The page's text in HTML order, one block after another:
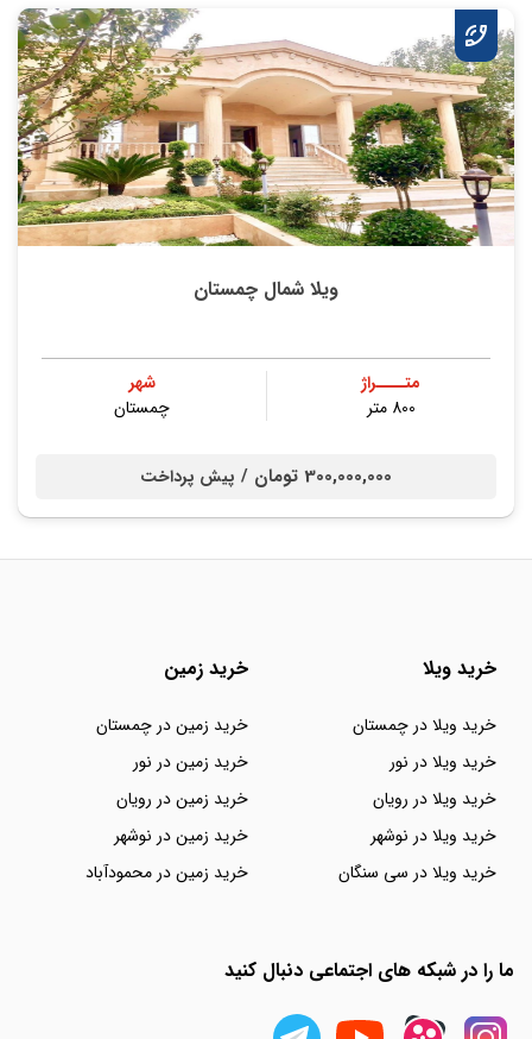
ویلا شمال چمستان
متــــراژ
800 متر
شهر
چمستان
300,000,000 تومان / پیش پرداخت
خرید ویلا
خرید ویلا در چمستان
خرید ویلا در نور
خرید ویلا در رویان
خرید ویلا در نوشهر
خرید ویلا در سی سنگان
خرید زمین
خرید زمین در چمستان
خرید زمین در نور
خرید زمین در رویان
خرید زمین در نوشهر
خرید زمین در محمودآباد
ما را در شبکه های اجتماعی دنبال کنید